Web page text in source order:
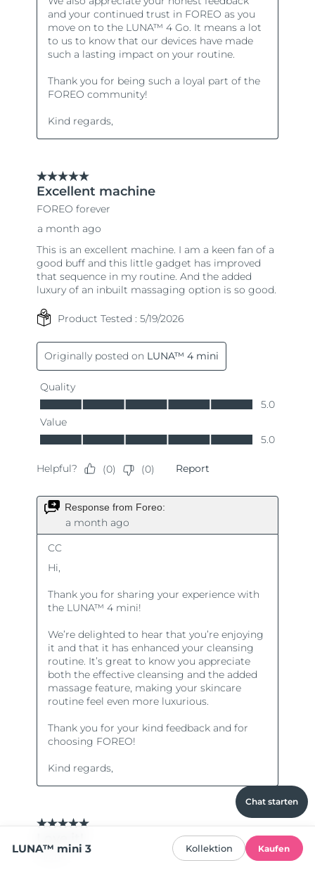
Chat starten
LUNA™ mini 3 Kollektion Kaufen